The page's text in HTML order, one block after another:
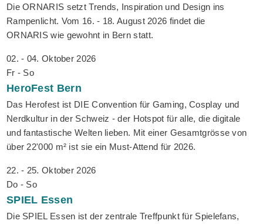
Die ORNARIS setzt Trends, Inspiration und Design ins
Rampenlicht. Vom 16. - 18. August 2026 findet die
ORNARIS wie gewohnt in Bern statt.
02. - 04. Oktober 2026
Fr - So
HeroFest Bern
Das Herofest ist DIE Convention für Gaming, Cosplay und
Nerdkultur in der Schweiz - der Hotspot für alle, die digitale
und fantastische Welten lieben. Mit einer Gesamtgrösse von
über 22'000 m² ist sie ein Must-Attend für 2026.
22. - 25. Oktober 2026
Do - So
SPIEL Essen
Die SPIEL Essen ist der zentrale Treffpunkt für Spielefans,